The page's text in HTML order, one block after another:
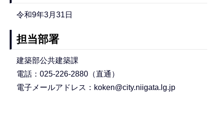
令和9年3月31日
担当部署
建築部公共建築課
電話：025-226-2880（直通）
電子メールアドレス：koken@city.niigata.lg.jp